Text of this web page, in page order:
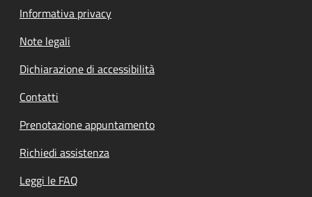
Informativa privacy
Note legali
Dichiarazione di accessibilità
Contatti
Prenotazione appuntamento
Richiedi assistenza
Leggi le FAQ